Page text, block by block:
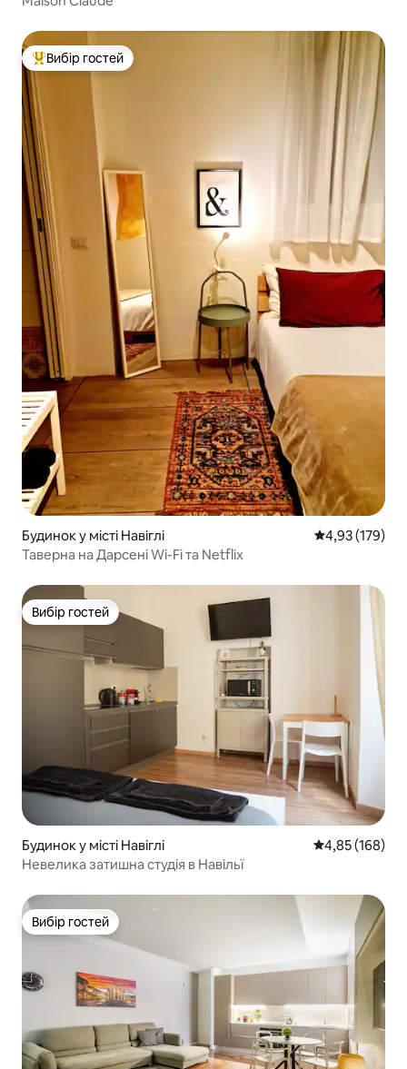
Топ вибір гостей
Вибір гостей
Будинок у місті Навіглі Середня
4,93 (179)
Таверна на Дарсені Wi-Fi та Netflix
Вибір гостей
Вибір гостей
Будинок у місті Навіглі Середня
4,85 (168)
Невелика затишна студія в Навільї
Вибір гостей
Вибір гостей